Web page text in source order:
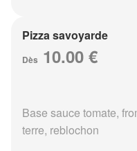
Pizza savoyarde
Dès 10.00 €
Base sauce tomate,
terre, reblochon